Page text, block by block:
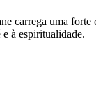
carrega uma
à espiritualidade.